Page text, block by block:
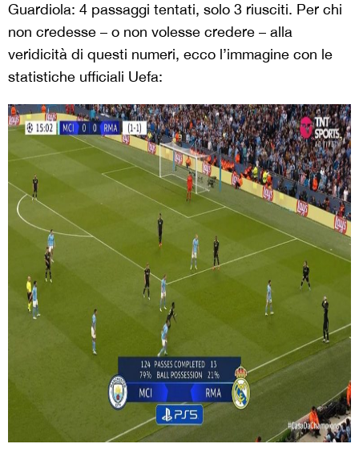
Guardiola: 4 passaggi tentati, solo 3 riusciti. Per chi
non credesse – o non volesse credere – alla
veridicità di questi numeri, ecco l’immagine con le
statistiche ufficiali Uefa: